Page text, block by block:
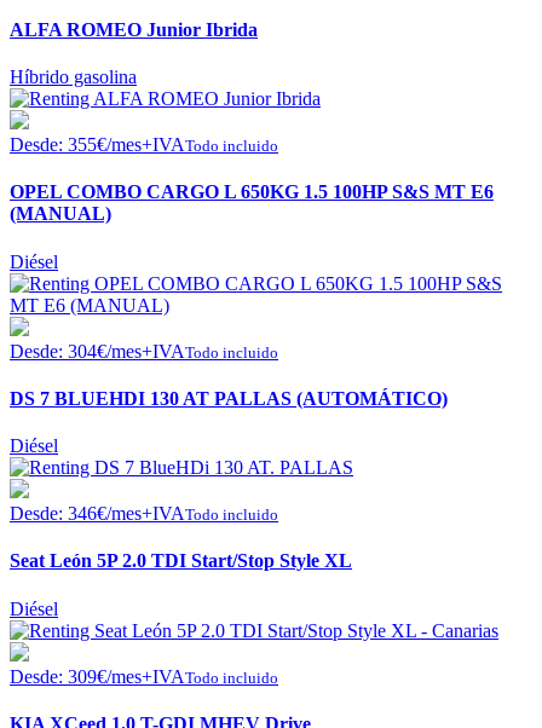
ALFA ROMEO Junior Ibrida
Híbrido gasolina
Desde: 355€/mes+IVATodo incluido
OPEL COMBO CARGO L 650KG 1.5 100HP S&S MT E6
(MANUAL)
Diésel
Desde: 304€/mes+IVATodo incluido
DS 7 BLUEHDI 130 AT PALLAS (AUTOMÁTICO)
Diésel
Desde: 346€/mes+IVATodo incluido
Seat León 5P 2.0 TDI Start/Stop Style XL
Diésel
Desde: 309€/mes+IVATodo incluido
KIA XCeed 1.0 T-GDI MHEV Drive